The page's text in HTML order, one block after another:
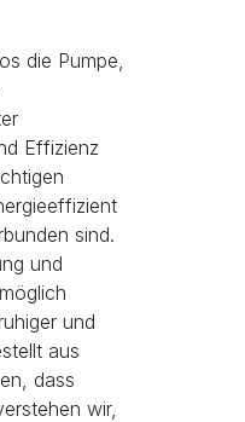
die Pumpe,
Effizienz
sind.
und
und
aus
dass
wir,